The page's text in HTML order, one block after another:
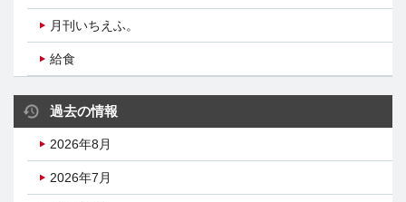
月刊いちえふ。
給食
過去の情報
2026年8月
2026年7月